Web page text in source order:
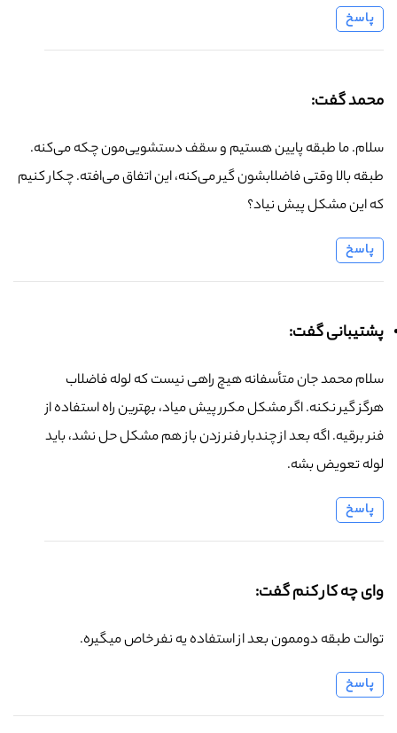
پاسخ
محمد گفت:
سلام. ما طبقه پایین هستیم و سقف دستشویی‌مون چکه می‌کنه.
طبقه بالا وقتی فاضلابشون گیر می‌کنه، این اتفاق می‌افته. چکار کنیم
که این مشکل پیش نیاد؟
پاسخ
پشتیبانی گفت:
سلام محمد جان متأسفانه هیچ راهی نیست که لوله فاضلاب
هرگز گیر نکنه. اگر مشکل مکرر پیش میاد، بهترین راه استفاده از
فنر برقیه. اگه بعد از چندبار فنر زدن باز هم مشکل حل نشد، باید
لوله تعویض بشه.
پاسخ
وای چه کار کنم گفت:
توالت طبقه دوممون بعد از استفاده یه نفر خاص میگیره.
پاسخ